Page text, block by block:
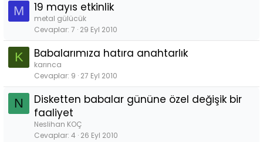
M 19 mayıs etkinlik
metal gülücük
Cevaplar 7 29 Eyl 2010
K Babalarımıza hatıra anahtarlık
karınca
Cevaplar 9 27 Eyl 2010
N
Disketten babalar gününe özel değişik bir
faaliyet
Neslihan KOÇ
Cevaplar 4 26 Eyl 2010